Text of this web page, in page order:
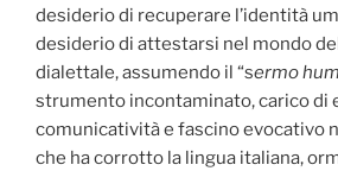
desiderio di recuperare l’identità
desiderio di attestarsi nel mondo
dialettale, assumendo il “sermo
strumento incontaminato, carico di
comunicatività e fascino evocativo
che ha corrotto la lingua italiana,